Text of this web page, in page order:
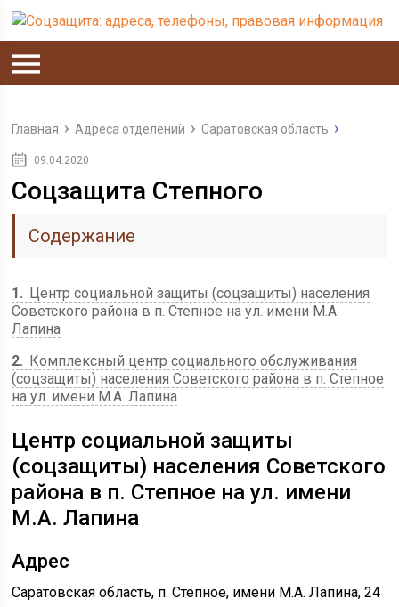
Главная Адреса отделений Саратовская область
09.04.2020
Соцзащита Степного
Содержание
1
Центр социальной защиты (соцзащиты) населения
Советского района в п. Степное на ул. имени М.А.
Лапина
2
Комплексный центр социального обслуживания
(соцзащиты) населения Советского района в п. Степное
на ул. имени М.А. Лапина
Центр социальной защиты
(соцзащиты) населения Советского
района в п. Степное на ул. имени
М.А. Лапина
Адрес
Саратовская область, п. Степное, имени М.А. Лапина, 24